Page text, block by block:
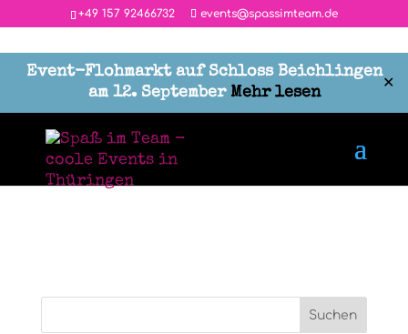
‭+49 157 92466732 events@spassimteam.de
Event-Flohmarkt auf Schloss Beichlingen
am 12. September Mehr lesen ✕
thügobild
vonMaria